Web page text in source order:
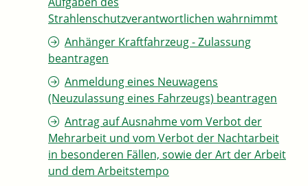
Strahlenschutzverantwortlichen wahrnimmt
Anhänger Kraftfahrzeug - Zulassung
beantragen
Anmeldung eines Neuwagens
(Neuzulassung eines Fahrzeugs) beantragen
Antrag auf Ausnahme vom Verbot der
Mehrarbeit und vom Verbot der Nachtarbeit
in besonderen Fällen, sowie der Art der Arbeit
und dem Arbeitstempo